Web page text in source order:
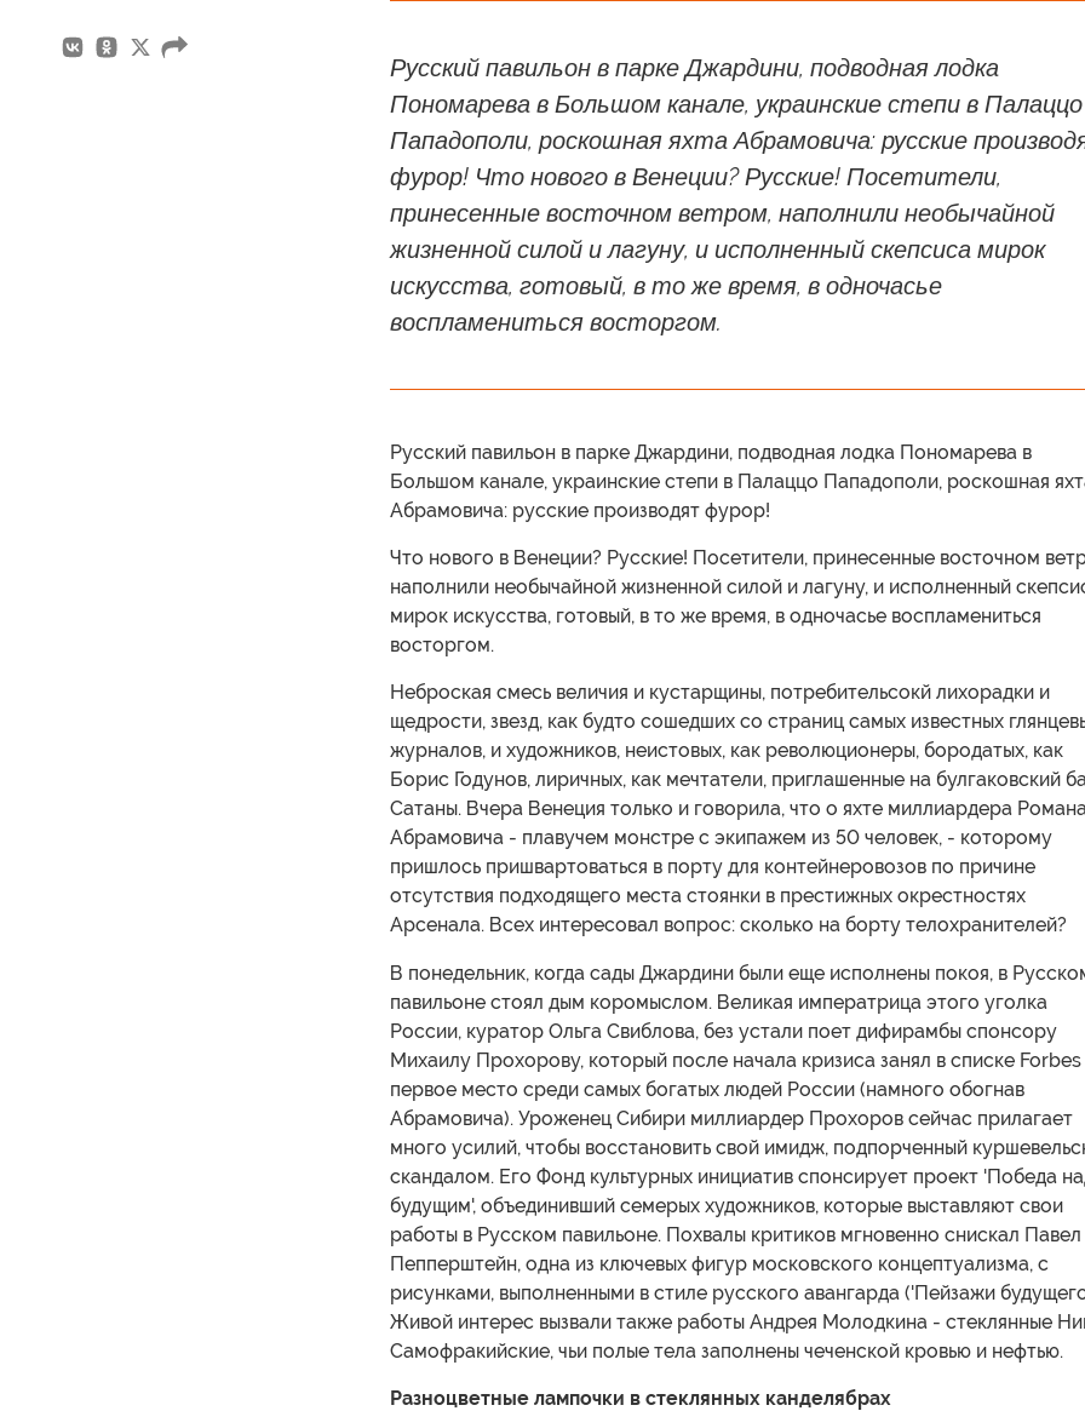
Русский павильон в парке Джардини, подводная лодка
Пономарева в Большом канале, украинские степи в Палаццо
Пападополи, роскошная яхта Абрамовича: русские
фурор! Что нового в Венеции? Русские! Посетители,
принесенные восточном ветром, наполнили необычайной
жизненной силой и лагуну, и исполненный скепсиса мирок
искусства, готовый, в то же время, в одночасье
воспламениться восторгом.
Русский павильон в парке Джардини, подводная лодка Пономарева в
Большом канале, украинские степи в Палаццо Пападополи, роскошная
Абрамовича: русские производят фурор!
Что нового в Венеции? Русские! Посетители, принесенные восточном
наполнили необычайной жизненной силой и лагуну, и исполненный
мирок искусства, готовый, в то же время, в одночасье воспламениться
восторгом.
Неброская смесь величия и кустарщины, потребительсокй лихорадки и
щедрости, звезд, как будто сошедших со страниц самых известных
журналов, и художников, неистовых, как революционеры, бородатых, как
Борис Годунов, лиричных, как мечтатели, приглашенные на булгаковский
Сатаны. Вчера Венеция только и говорила, что о яхте миллиардера
Абрамовича - плавучем монстре с экипажем из 50 человек, - которому
пришлось пришвартоваться в порту для контейнеровозов по причине
отсутствия подходящего места стоянки в престижных окрестностях
Арсенала. Всех интересовал вопрос: сколько на борту телохранителей?
В понедельник, когда сады Джардини были еще исполнены покоя, в
павильоне стоял дым коромыслом. Великая императрица этого уголка
России, куратор Ольга Свиблова, без устали поет дифирамбы спонсору
Михаилу Прохорову, который после начала кризиса занял в списке Forbes
первое место среди самых богатых людей России (намного обогнав
Абрамовича). Уроженец Сибири миллиардер Прохоров сейчас прилагает
много усилий, чтобы восстановить свой имидж, подпорченный
скандалом. Его Фонд культурных инициатив спонсирует проект 'Победа
будущим', объединивший семерых художников, которые выставляют свои
работы в Русском павильоне. Похвалы критиков мгновенно снискал Павел
Пепперштейн, одна из ключевых фигур московского концептуализма, с
рисунками, выполненными в стиле русского авангарда ('Пейзажи
Живой интерес вызвали также работы Андрея Молодкина - стеклянные
Самофракийские, чьи полые тела заполнены чеченской кровью и нефтью.
Разноцветные лампочки в стеклянных канделябрах